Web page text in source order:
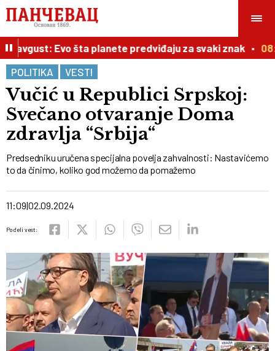
avgust: Evo šta planete predviđaju za svaki znak
POLITIKA
VESTI
Vučić u Republici Srpskoj:
Svečano otvaranje Doma
zdravlja “Srbija“
Predsedniku uručena specijalna povelja zahvalnosti: Nastavićemo
to da činimo, koliko god možemo da pomažemo
11:09 02.09.2024
Podeli vest: